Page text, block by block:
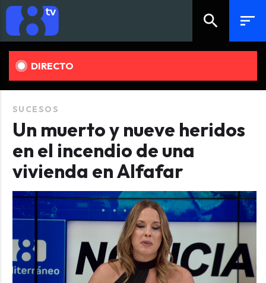
search sort
DIRECTO
SUCESOS
Un muerto y nueve heridos
en el incendio de una
vivienda en Alfafar